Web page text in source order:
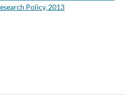
Policy, 2013